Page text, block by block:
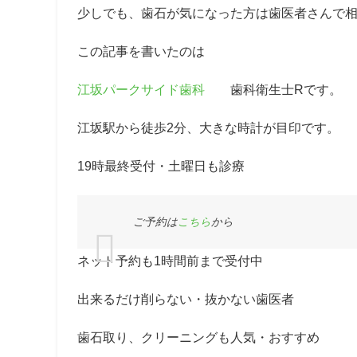
少しでも、歯石が気になった方は歯医者さんで
この記事を書いたのは
江坂パークサイド歯科 歯科衛生士Rです。
江坂駅から徒歩2分、大きな時計が目印です。
19時最終受付・土曜日も診療
ご予約はこちら から
ネット予約も1時間前まで受付中
出来るだけ削らない・抜かない歯医者
歯石取り、クリーニングも人気・おすすめ